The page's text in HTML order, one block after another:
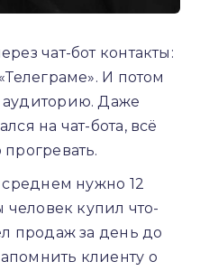
чат-бот контакты:
И потом
аудиторию. Даже
на чат-бота, всё
нужно 12
человек купил что-
продаж за день до
клиенту о